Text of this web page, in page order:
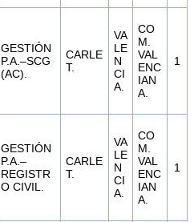
GESTIÓN
P.A.–SCG
(AC).
CARLE
T.
VA
LE
N
CI
A.
CO
M.
VAL
ENC
IAN
A.
1
GESTIÓN
P.A.–
REGISTR
O CIVIL.
CARLE
T.
VA
LE
N
CI
A.
CO
M.
VAL
ENC
IAN
A.
1